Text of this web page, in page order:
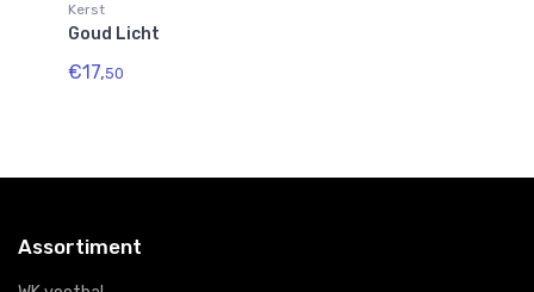
Kerst
Goud Licht
€17,50
Assortiment